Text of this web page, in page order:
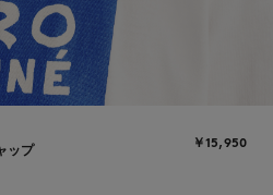
ップ
￥15,950